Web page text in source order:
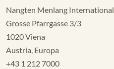
Nangten Menlang International
Grosse Pfarrgasse 3/3
1020 Viena
Austria, Europa
+43 1 212 7000